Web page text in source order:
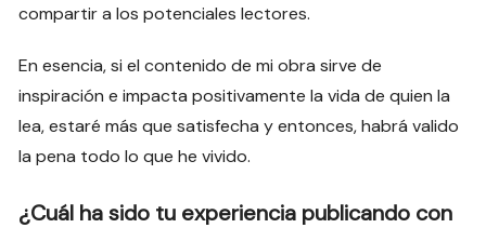
compartir a los potenciales lectores.
En esencia, si el contenido de mi obra sirve de
inspiración e impacta positivamente la vida de quien la
lea, estaré más que satisfecha y entonces, habrá valido
la pena todo lo que he vivido.
¿Cuál ha sido tu experiencia publicando con